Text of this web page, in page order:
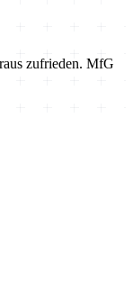
zufrieden. MfG